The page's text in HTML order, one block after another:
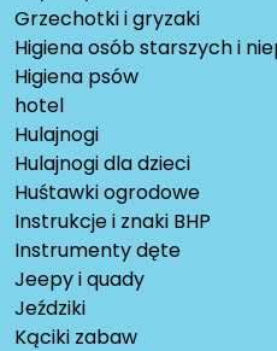
Grzechotki i gryzaki
Higiena osób starszych i
Higiena psów
hotel
Hulajnogi
Hulajnogi dla dzieci
Huśtawki ogrodowe
Instrukcje i znaki BHP
Instrumenty dęte
Jeepy i quady
Jeździki
Kąciki zabaw